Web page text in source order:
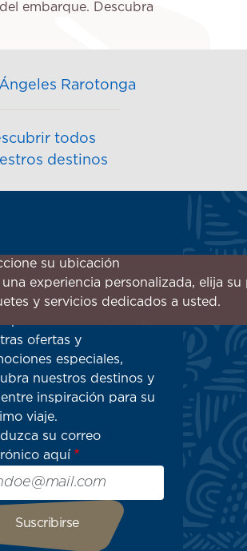
embarque. Descubra
Rarotonga
todos
destinos
a nuestro boletín
para recibir las
novedades!
ofertas y
especiales,
nuestros destinos y
inspiración para su
viaje.
su correo
aquí
su ubicación
una experiencia personalizada, elija
y servicios dedicados a usted.